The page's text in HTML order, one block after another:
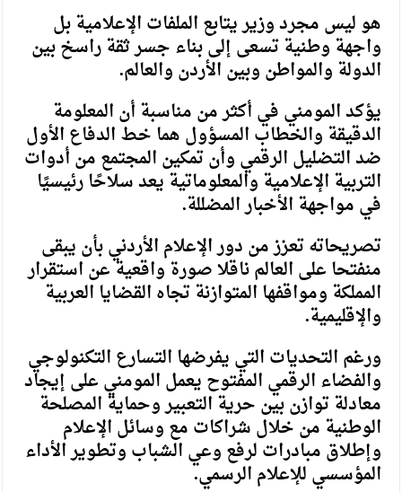
هو ليس مجرد وزير يتابع الملفات الإعلامية بل
واجهة وطنية تسعى إلى بناء جسر ثقة راسخ بين
الدولة والمواطن وبين الأردن والعالم.
يؤكد المومني في أكثر من مناسبة أن المعلومة
الدقيقة والخطاب المسؤول هما خط الدفاع الأول
ضد التضليل الرقمي وأن تمكين المجتمع من أدوات
التربية الإعلامية والمعلوماتية يعد سلاحًا رئيسيًا
في مواجهة الأخبار المضللة.
تصريحاته تعزز من دور الإعلام الأردني بأن يبقى
منفتحا على العالم ناقلا صورة واقعية عن استقرار
المملكة ومواقفها المتوازنة تجاه القضايا العربية
والإقليمية.
ورغم التحديات التي يفرضها التسارع التكنولوجي
والفضاء الرقمي المفتوح يعمل المومني على إيجاد
معادلة توازن بين حرية التعبير وحماية المصلحة
الوطنية من خلال شراكات مع وسائل الإعلام
وإطلاق مبادرات لرفع وعي الشباب وتطوير الأداء
المؤسسي للإعلام الرسمي.